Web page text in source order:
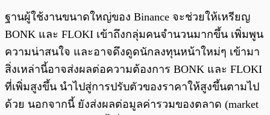
ฐานผู้ใช้งานขนาดใหญ่ของ Binance จะช่วยให้เหรียญ
BONK และ FLOKI เข้าถึงกลุ่มคนจำนวนมากขึ้น เพิ่มพูน
ความน่าสนใจ และอาจดึงดูดนักลงทุนหน้าใหม่ๆ เข้ามา
สิ่งเหล่านี้อาจส่งผลต่อความต้องการ BONK และ FLOKI
ที่เพิ่มสูงขึ้น นำไปสู่การปรับตัวของราคาให้สูงขึ้นตามไป
ด้วย นอกจากนี้ ยังส่งผลต่อมูลค่ารวมของตลาด (market